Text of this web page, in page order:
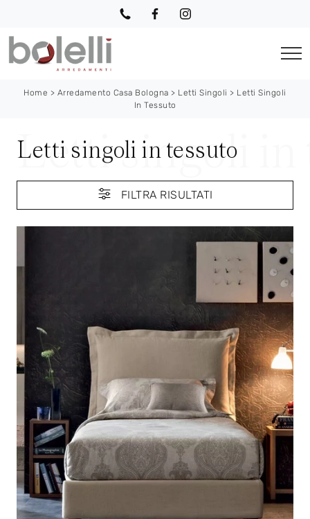
Home > Arredamento Casa Bologna > Letti Singoli > Letti Singoli
In Tessuto
Letti singoli in tessuto
FILTRA RISULTATI